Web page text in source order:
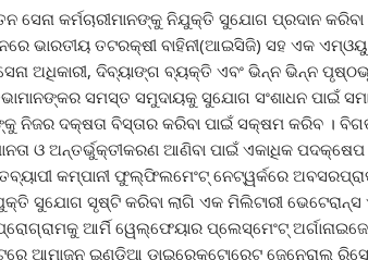
ସେନା କର୍ମଚାରୀମାନଙ୍କୁ ନିଯୁକ୍ତି ସୁଯୋଗ ପ୍ରଦାନ
ଭାରତୀୟ ତଟରକ୍ଷୀ ବାହିନୀ(ଆଇସିଜି) ସହ ଏକ ଏମ୍‌ଓୟୁ
ଅଧିକାରୀ, ଦିବ୍ୟାଙ୍ଗ ବ୍ୟକ୍ତି ଏବଂ ଭିନ୍ନ ଭିନ୍ନ
ସମସ୍ତ ସମୁଦାୟକୁ ସୁଯୋଗ ସଂଶାଧନ ପାଇଁ
ନିଜର ଦକ୍ଷତା ବିସ୍ତାର କରିବା ପାଇଁ ସକ୍ଷମ କରିବ ।
ଓ ଅନ୍ତର୍ଭୁକ୍ତୀକରଣ ଆଣିବା ପାଇଁ ଏକାଧିକ
କମ୍ପାନୀ ଫୁଲ୍‌ଫିଲମେଂଟ୍ ନେଟ୍‌ୱର୍କରେ
ସୁଯୋଗ ସୃଷ୍ଟି କରିବା ଲାଗି ଏକ ମିଲିଟାରୀ
ଆର୍ମି ୱେଲ୍‌ଫେୟାର ପ୍ଲେସ୍‌ମେଂଟ୍
ଆମାଜନ ଇଣ୍ଡିଆ ଡାଇରେକ୍ଟୋରେଟ୍ ଜେନେରାଲ